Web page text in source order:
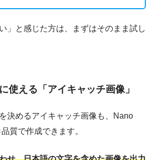
」と感じた方は、まずはそのまま試し
使える「アイキャッチ画像」
決めるアイキャッチ画像も、Nano
質で作成できます。